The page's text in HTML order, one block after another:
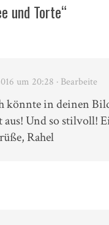
und Torte“
um 20:28 · Bearbeite
könnte in deinen
aus! Und so stilvoll!
Rahel